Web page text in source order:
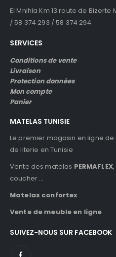
El Mnihla Km 13 route de Bizerte
/ 58 374 293 / 58 374 294
SERVICES
Conditions de vente
Livraison
Protection données
Mon compte
Panier
MATELAS TUNISIE
Le premier magasin en ligne
de literie en Tunisie
Vente des matelas PERMAFLEX
coucher …
Matelas confortex
Vente de meuble en ligne
SUIVEZ-NOUS SUR FACEBOOK